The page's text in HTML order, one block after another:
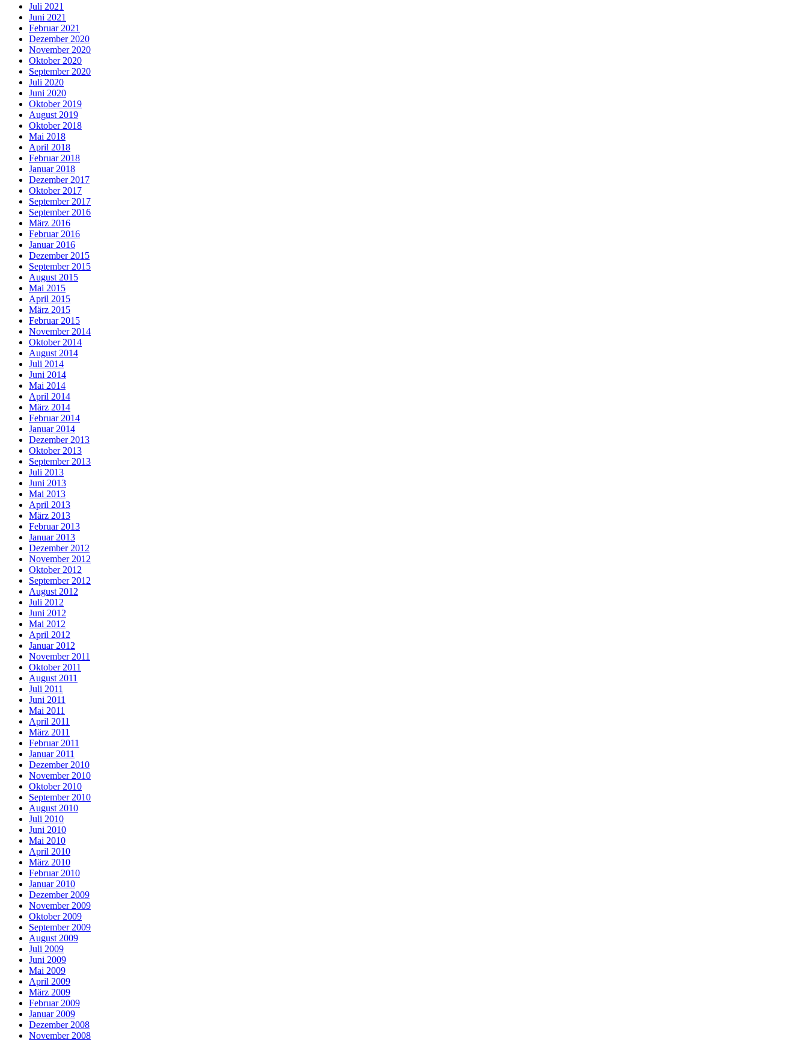
Juli 2021
Juni 2021
Februar 2021
Dezember 2020
November 2020
Oktober 2020
September 2020
Juli 2020
Juni 2020
Oktober 2019
August 2019
Oktober 2018
Mai 2018
April 2018
Februar 2018
Januar 2018
Dezember 2017
Oktober 2017
September 2017
September 2016
März 2016
Februar 2016
Januar 2016
Dezember 2015
September 2015
August 2015
Mai 2015
April 2015
März 2015
Februar 2015
November 2014
Oktober 2014
August 2014
Juli 2014
Juni 2014
Mai 2014
April 2014
März 2014
Februar 2014
Januar 2014
Dezember 2013
Oktober 2013
September 2013
Juli 2013
Juni 2013
Mai 2013
April 2013
März 2013
Februar 2013
Januar 2013
Dezember 2012
November 2012
Oktober 2012
September 2012
August 2012
Juli 2012
Juni 2012
Mai 2012
April 2012
Januar 2012
November 2011
Oktober 2011
August 2011
Juli 2011
Juni 2011
Mai 2011
April 2011
März 2011
Februar 2011
Januar 2011
Dezember 2010
November 2010
Oktober 2010
September 2010
August 2010
Juli 2010
Juni 2010
Mai 2010
April 2010
März 2010
Februar 2010
Januar 2010
Dezember 2009
November 2009
Oktober 2009
September 2009
August 2009
Juli 2009
Juni 2009
Mai 2009
April 2009
März 2009
Februar 2009
Januar 2009
Dezember 2008
November 2008